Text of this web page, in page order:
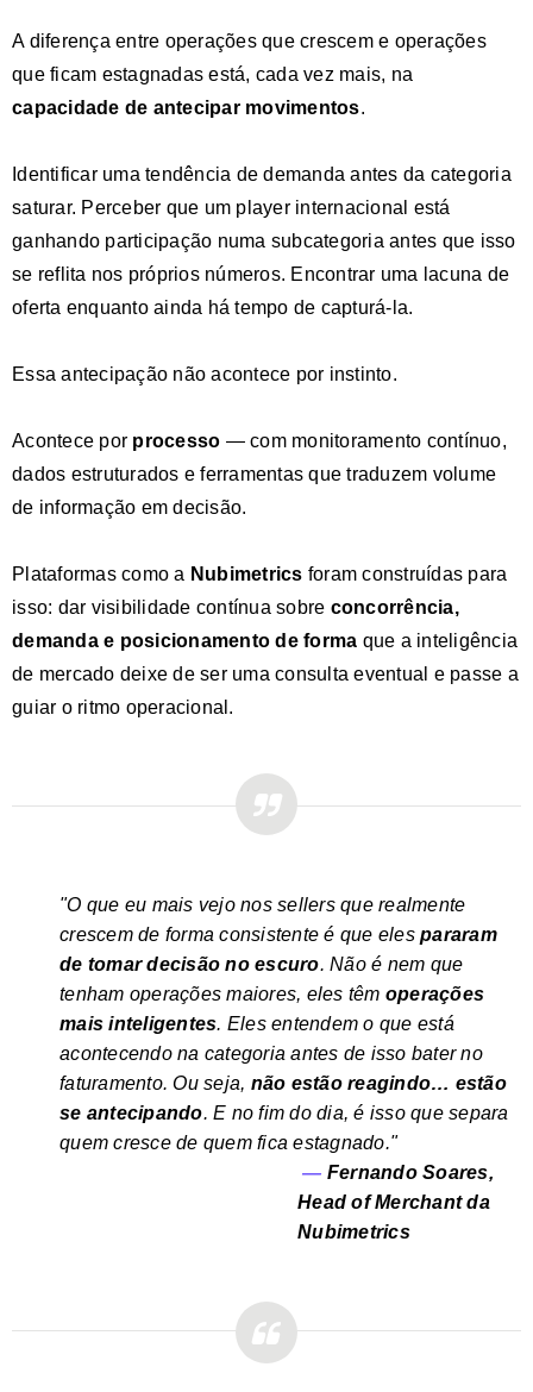
A diferença entre operações que crescem e operações
que ficam estagnadas está, cada vez mais, na
capacidade de antecipar movimentos.
Identificar uma tendência de demanda antes da categoria
saturar. Perceber que um player internacional está
ganhando participação numa subcategoria antes que isso
se reflita nos próprios números. Encontrar uma lacuna de
oferta enquanto ainda há tempo de capturá-la.
Essa antecipação não acontece por instinto.
Acontece por processo — com monitoramento contínuo,
dados estruturados e ferramentas que traduzem volume
de informação em decisão.
Plataformas como a Nubimetrics foram construídas para
isso: dar visibilidade contínua sobre concorrência,
demanda e posicionamento de forma que a inteligência
de mercado deixe de ser uma consulta eventual e passe a
guiar o ritmo operacional.
"O que eu mais vejo nos sellers que realmente
crescem de forma consistente é que eles pararam
de tomar decisão no escuro. Não é nem que
tenham operações maiores, eles têm operações
mais inteligentes. Eles entendem o que está
acontecendo na categoria antes de isso bater no
faturamento. Ou seja, não estão reagindo… estão
se antecipando. E no fim do dia, é isso que separa
quem cresce de quem fica estagnado."
— Fernando Soares,
Head of Merchant da
Nubimetrics